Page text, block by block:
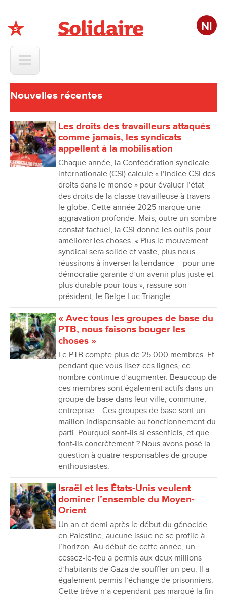
Nl
Solidaire
Nouvelles récentes
Les droits des travailleurs attaqués
comme jamais, les syndicats
appellent à la mobilisation
Chaque année, la Confédération syndicale
internationale (CSI) calcule « l’Indice CSI des
droits dans le monde » pour évaluer l’état
des droits de la classe travailleuse à travers
le globe. Cette année 2025 marque une
aggravation profonde. Mais, outre un sombre
constat factuel, la CSI donne les outils pour
améliorer les choses. « Plus le mouvement
syndical sera solide et vaste, plus nous
réussirons à inverser la tendance – pour une
démocratie garante d’un avenir plus juste et
plus durable pour tous », rassure son
président, le Belge Luc Triangle.
« Avec tous les groupes de base du
PTB, nous faisons bouger les
choses »
Le PTB compte plus de 25 000 membres. Et
pendant que vous lisez ces lignes, ce
nombre continue d’augmenter. Beaucoup de
ces membres sont également actifs dans un
groupe de base dans leur ville, commune,
entreprise... Ces groupes de base sont un
maillon indispensable au fonctionnement du
parti. Pourquoi sont-ils si essentiels, et que
font-ils concrètement ? Nous avons posé la
question à quatre responsables de groupe
enthousiastes.
Israël et les États-Unis veulent
dominer l’ensemble du Moyen-
Orient
Un an et demi après le début du génocide
en Palestine, aucune issue ne se profile à
l’horizon. Au début de cette année, un
cessez-le-feu a permis aux deux millions
d’habitants de Gaza de souffler un peu. Il a
également permis l’échange de prisonniers.
Cette trêve n’a cependant pas marqué la fin